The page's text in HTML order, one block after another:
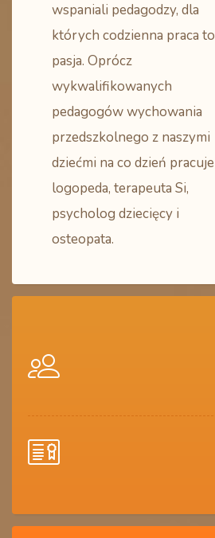
wspaniali pedagodzy, dla
których codzienna praca to
pasja. Oprócz
wykwalifikowanych
pedagogów wychowania
przedszkolnego z naszymi
dziećmi na co dzień pracuje
logopeda, terapeuta Si,
psycholog dziecięcy i
osteopata.